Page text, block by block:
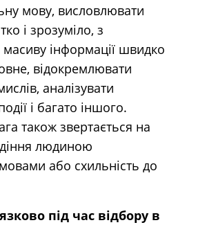
мову, висловлювати
і зрозуміло, з
інформації швидко
відокремлювати
аналізувати
і багато іншого.
також звертається на
людиною
або схильність до
під час відбору в